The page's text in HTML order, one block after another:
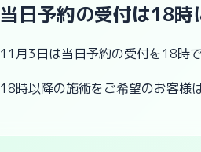
当日予約の受付は18時
11月3日は当日予約の受付を18時
18時以降の施術をご希望のお客様